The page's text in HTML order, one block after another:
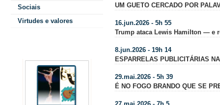
Sociais
Virtudes e valores
UM GUETO CERCADO POR
16.jun.2026 - 5h 55
Trump ataca Lewis Hamilton — e
8.jun.2026 - 19h 14
ESPARRELAS PUBLICITÁRIAS
29.mai.2026 - 5h 39
É NO FOGO BRANDO QUE SE